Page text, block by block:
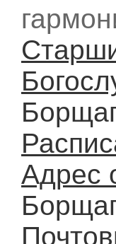
Адрес